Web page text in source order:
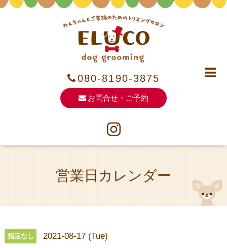
080-8190-3875
お問合せ・ご予約
営業日カレンダー
指定なし 2021-08-17 (Tue)